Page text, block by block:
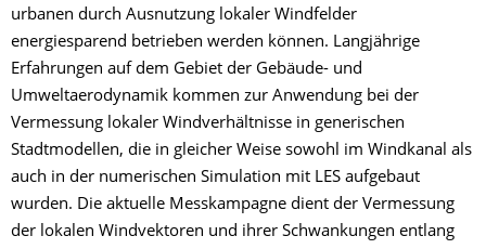
urbanen durch Ausnutzung lokaler Windfelder
energiesparend betrieben werden können. Langjährige
Erfahrungen auf dem Gebiet der Gebäude- und
Umweltaerodynamik kommen zur Anwendung bei der
Vermessung lokaler Windverhältnisse in generischen
Stadtmodellen, die in gleicher Weise sowohl im Windkanal als
auch in der numerischen Simulation mit LES aufgebaut
wurden. Die aktuelle Messkampagne dient der Vermessung
der lokalen Windvektoren und ihrer Schwankungen entlang